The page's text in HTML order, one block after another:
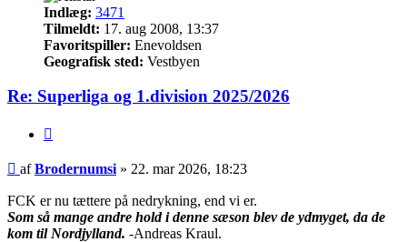
Indlæg: 3471
Tilmeldt: 17. aug 2008, 13:37
Favoritspiller: Enevoldsen
Geografisk sted: Vestbyen
Re: Superliga og 1.division 2025/2026
Indlæg
afBrodernumsi » 22. mar 2026, 18:23
FCK er nu tættere på nedrykning, end vi er.
Som så mange andre hold i denne sæson blev de ydmyget, da de
kom til Nordjylland. -Andreas Kraul.